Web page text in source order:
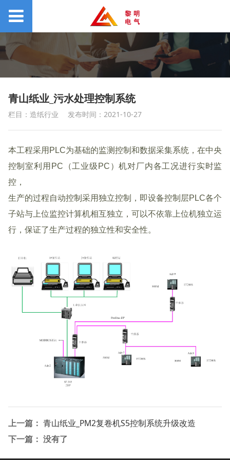
青山纸业_污水处理控制系统
栏目：造纸行业 发布时间：2021-10-27
本工程采用PLC为基础的监测控制和数据采集系统，在中央
控制室利用PC（工业级PC）机对厂内各工况进行实时监
控，
生产的过程自动控制采用独立控制，即设备控制层PLC各个
子站与上位监控计算机相互独立，可以不依靠上位机独立运
行，保证了生产过程的独立性和安全性。
上一篇： 青山纸业_PM2复卷机S5控制系统升级改造
下一篇： 没有了